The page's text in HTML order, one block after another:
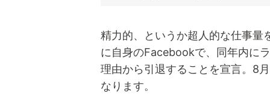
精力的、というか超人的な仕事量
に自身のFacebookで、同年内に
理由から引退することを宣言。8
なります。